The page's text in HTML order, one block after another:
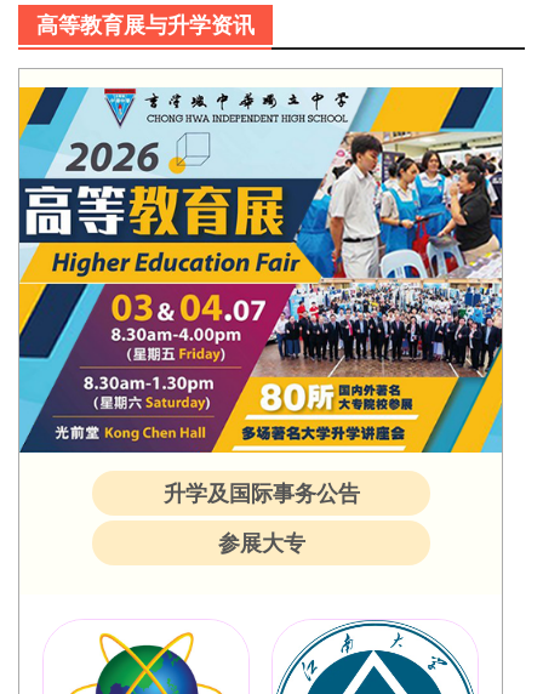
高等教育展与升学资讯
升学及国际事务公告
参展大专